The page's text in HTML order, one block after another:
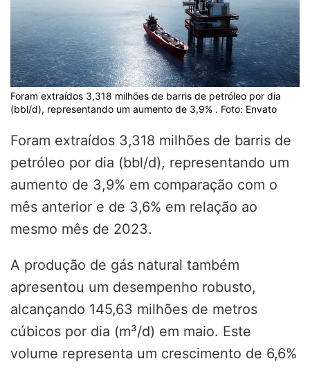
Foram extraídos 3,318 milhões de barris de petróleo por dia
(bbl/d), representando um aumento de 3,9% . Foto: Envato
Foram extraídos 3,318 milhões de barris de
petróleo por dia (bbl/d), representando um
aumento de 3,9% em comparação com o
mês anterior e de 3,6% em relação ao
mesmo mês de 2023.
A produção de gás natural também
apresentou um desempenho robusto,
alcançando 145,63 milhões de metros
cúbicos por dia (m³/d) em maio. Este
volume representa um crescimento de 6,6%